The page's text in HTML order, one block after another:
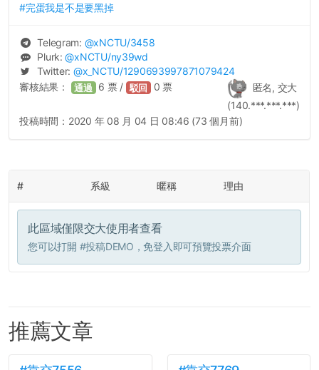
#完蛋我是不是要黑掉
Telegram: @xNCTU/3458
Plurk:@xNCTU/ny39wd
Twitter: @x_NCTU/1290693997871079424
匿名, 交大
(140.***.***.***)
審核結果： 通過 6 票 / 駁回 0 票
投稿時間： 2020 年 08 月 04 日 08:46 (73 個月前)
# 系級 暱稱 理由
此區域僅限交大使用者查看
您可以打開 #投稿DEMO ，免登入即可預覽投票介面
推薦文章